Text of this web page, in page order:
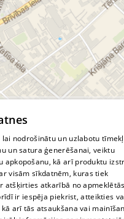
больница
врач
приема
доктор
медицинская практика
центр
© OpenStreetMap contributors
nodrošinātu un uzlabotu
un satura ģenerēšanai, veiktu
kā arī produktu
visām sīkdatnēm, kuras tiek
atšķirties atkarībā no
ir iespēja piekrist, atteikties
arī tās atsaukšana vai